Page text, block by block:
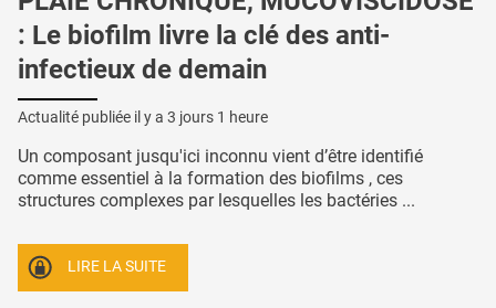
: Le biofilm livre la clé des anti-
infectieux de demain
Actualité publiée il y a 3 jours 1 heure
Un composant jusqu'ici inconnu vient d’être identifié
comme essentiel à la formation des biofilms , ces
structures complexes par lesquelles les bactéries ...
LIRE LA SUITE